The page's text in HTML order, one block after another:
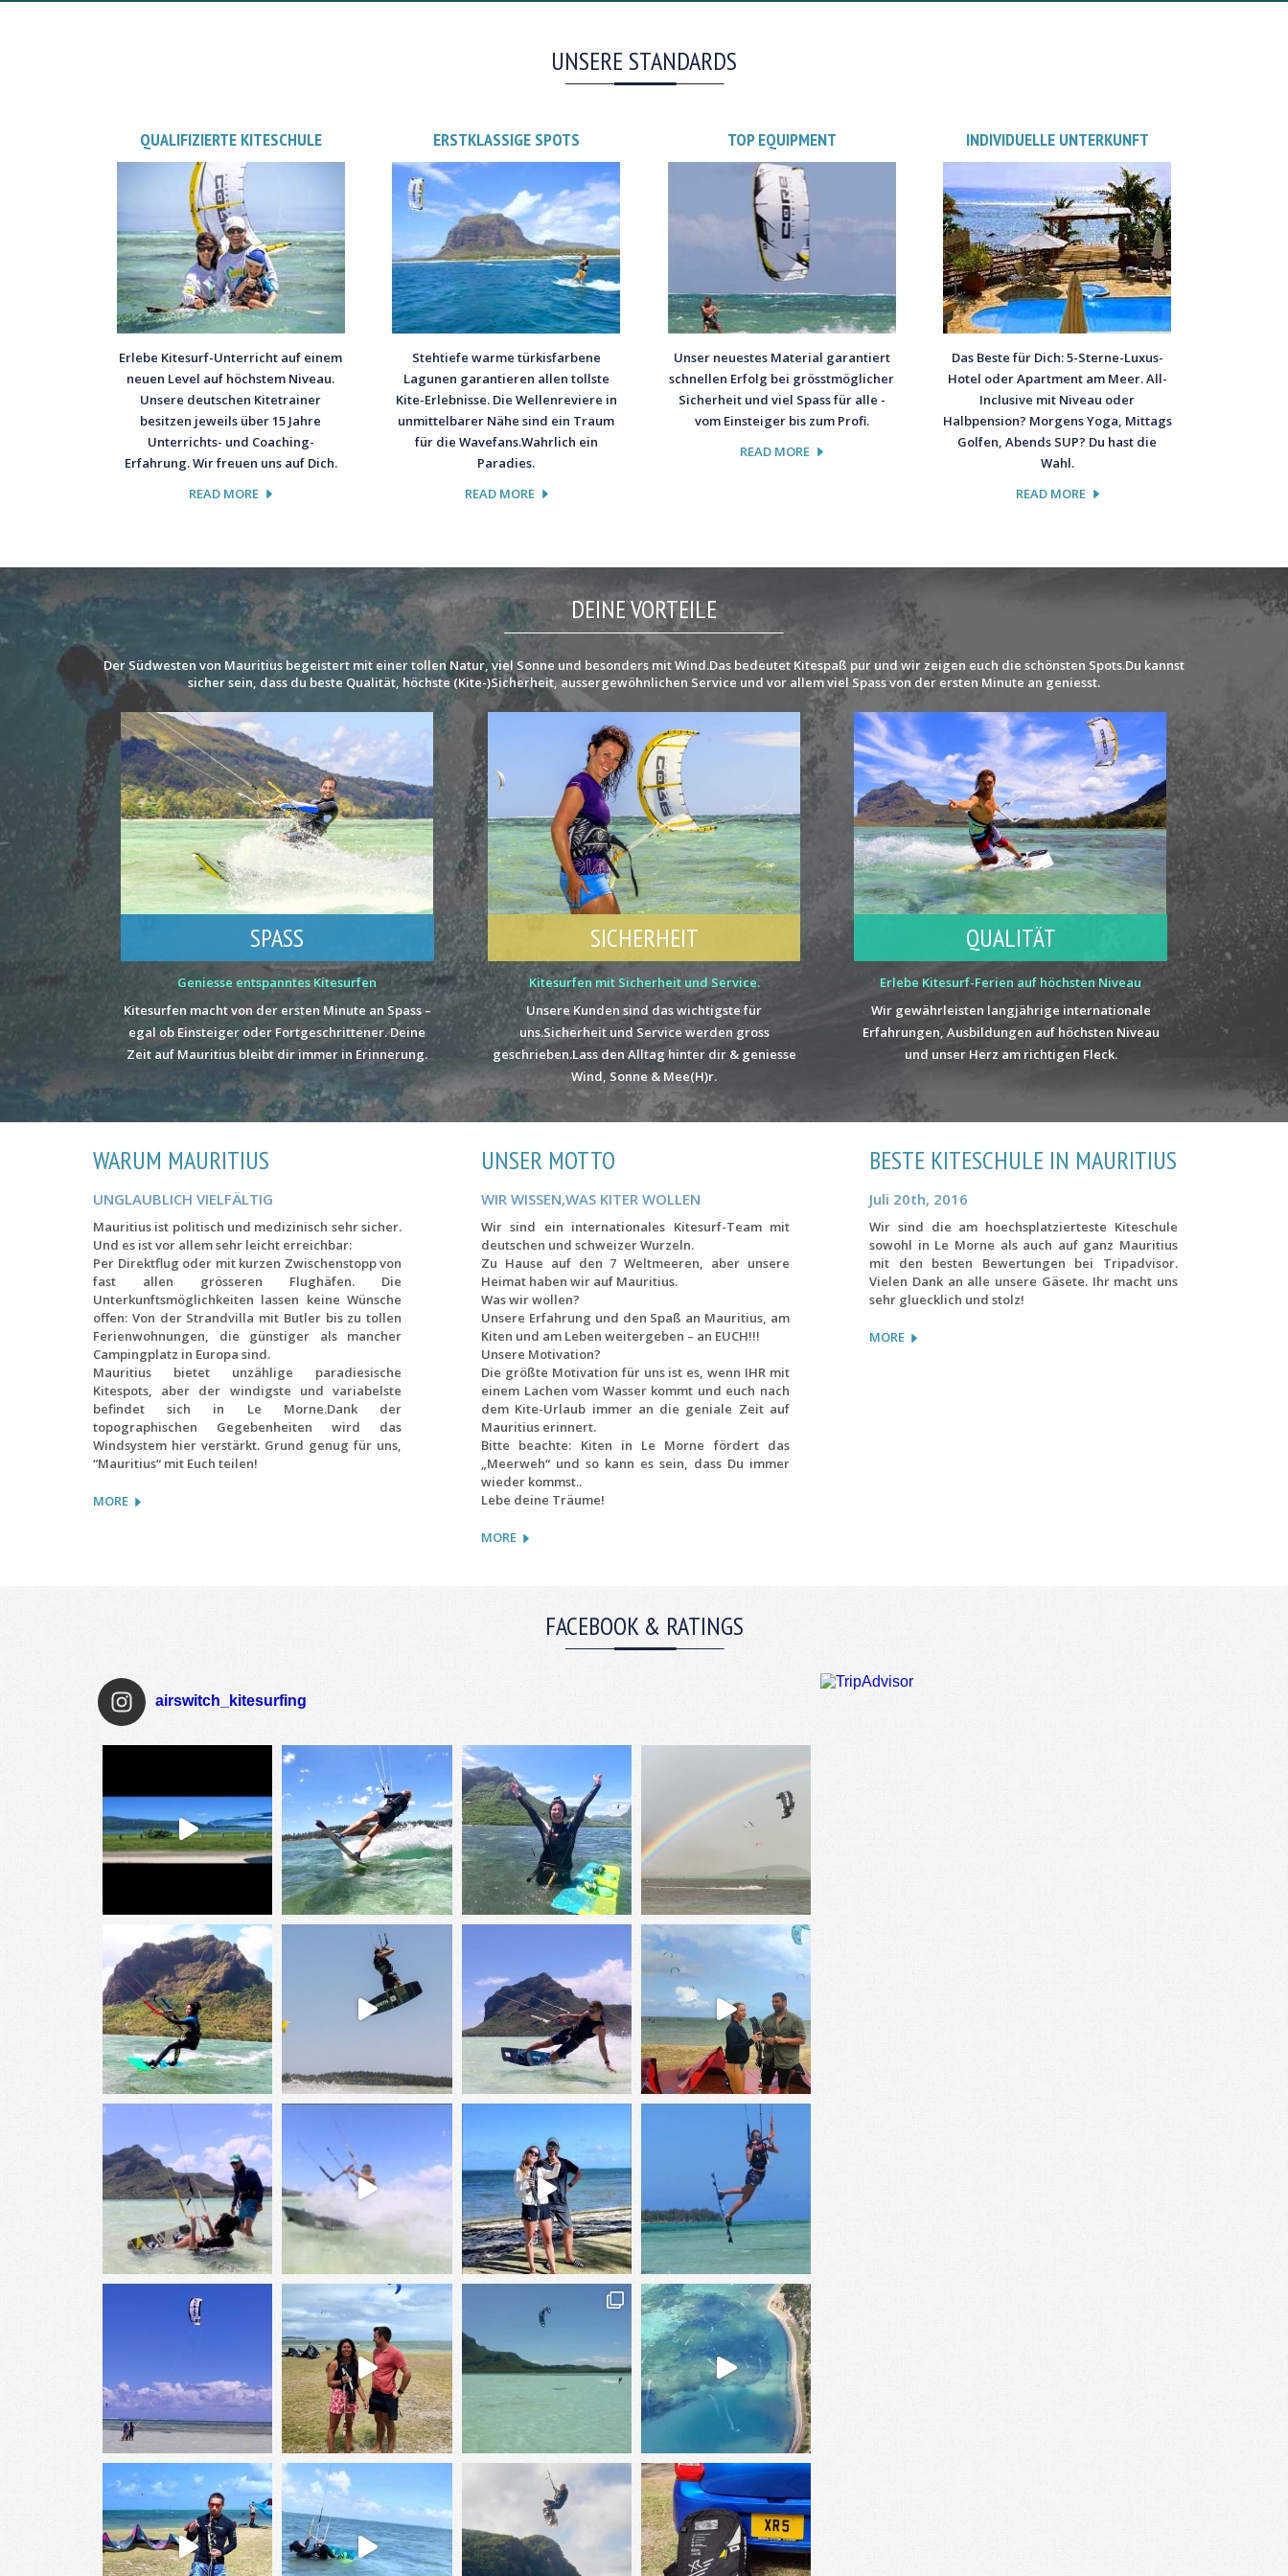
UNSERE STANDARDS
QUALIFIZIERTE KITESCHULE
Erlebe Kitesurf-Unterricht auf einem
neuen Level auf höchstem Niveau.
Unsere deutschen Kitetrainer
besitzen jeweils über 15 Jahre
Unterrichts- und Coaching-
Erfahrung. Wir freuen uns auf Dich.
READ MORE
ERSTKLASSIGE SPOTS
Stehtiefe warme türkisfarbene
Lagunen garantieren allen tollste
Kite-Erlebnisse. Die Wellenreviere in
unmittelbarer Nähe sind ein Traum
für die Wavefans.Wahrlich ein
Paradies.
READ MORE
TOP EQUIPMENT
Unser neuestes Material garantiert
schnellen Erfolg bei grösstmöglicher
Sicherheit und viel Spass für alle -
vom Einsteiger bis zum Profi.
READ MORE
INDIVIDUELLE UNTERKUNFT
Das Beste für Dich: 5-Sterne-Luxus-
Hotel oder Apartment am Meer. All-
Inclusive mit Niveau oder
Halbpension? Morgens Yoga, Mittags
Golfen, Abends SUP? Du hast die
Wahl.
READ MORE
DEINE VORTEILE
Der Südwesten von Mauritius begeistert mit einer tollen Natur, viel Sonne und besonders mit Wind.Das bedeutet Kitespaß pur und wir zeigen euch die schönsten Spots.Du kannst
sicher sein, dass du beste Qualität, höchste (Kite-)Sicherheit, aussergewöhnlichen Service und vor allem viel Spass von der ersten Minute an geniesst.
SPASS
Geniesse entspanntes Kitesurfen
Kitesurfen macht von der ersten Minute an Spass –
egal ob Einsteiger oder Fortgeschrittener. Deine
Zeit auf Mauritius bleibt dir immer in Erinnerung.
SICHERHEIT
Kitesurfen mit Sicherheit und Service.
Unsere Kunden sind das wichtigste für
uns.Sicherheit und Service werden gross
geschrieben.Lass den Alltag hinter dir & geniesse
Wind, Sonne & Mee(H)r.
QUALITÄT
Erlebe Kitesurf-Ferien auf höchsten Niveau
Wir gewährleisten langjährige internationale
Erfahrungen, Ausbildungen auf höchsten Niveau
und unser Herz am richtigen Fleck.
WARUM MAURITIUS
UNGLAUBLICH VIELFÄLTIG
Mauritius ist politisch und medizinisch sehr sicher.
Und es ist vor allem sehr leicht erreichbar:
Per Direktflug oder mit kurzen Zwischenstopp von
fast allen grösseren Flughäfen. Die
Unterkunftsmöglichkeiten lassen keine Wünsche
offen: Von der Strandvilla mit Butler bis zu tollen
Ferienwohnungen, die günstiger als mancher
Campingplatz in Europa sind.
Mauritius bietet unzählige paradiesische
Kitespots, aber der windigste und variabelste
befindet sich in Le Morne.Dank der
topographischen Gegebenheiten wird das
Windsystem hier verstärkt. Grund genug für uns,
“Mauritius“ mit Euch teilen!
MORE
UNSER MOTTO
WIR WISSEN,WAS KITER WOLLEN
Wir sind ein internationales Kitesurf-Team mit
deutschen und schweizer Wurzeln.
Zu Hause auf den 7 Weltmeeren, aber unsere
Heimat haben wir auf Mauritius.
Was wir wollen?
Unsere Erfahrung und den Spaß an Mauritius, am
Kiten und am Leben weitergeben – an EUCH!!!
Unsere Motivation?
Die größte Motivation für uns ist es, wenn IHR mit
einem Lachen vom Wasser kommt und euch nach
dem Kite-Urlaub immer an die geniale Zeit auf
Mauritius erinnert.
Bitte beachte: Kiten in Le Morne fördert das
„Meerweh“ und so kann es sein, dass Du immer
wieder kommst..
Lebe deine Träume!
MORE
BESTE KITESCHULE IN MAURITIUS
Juli 20th, 2016
Wir sind die am hoechsplatzierteste Kiteschule
sowohl in Le Morne als auch auf ganz Mauritius
mit den besten Bewertungen bei Tripadvisor.
Vielen Dank an alle unsere Gäsete. Ihr macht uns
sehr gluecklich und stolz!
MORE
FACEBOOK & RATINGS
airswitch_kitesurfing